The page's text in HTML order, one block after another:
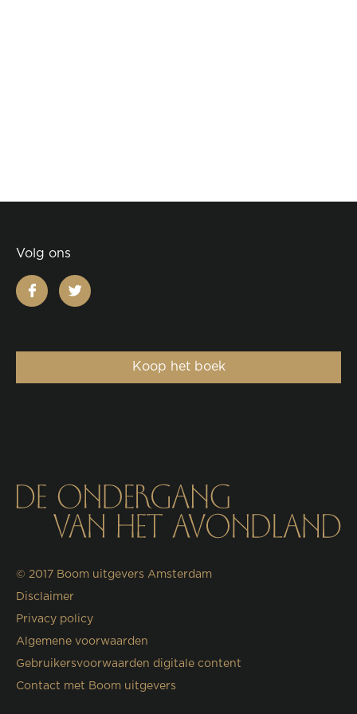
Volg ons
facebooktwitter
Koop het boek
© 2017 Boom uitgevers Amsterdam
Disclaimer
Privacy policy
Algemene voorwaarden
Gebruikersvoorwaarden digitale content
Contact met Boom uitgevers